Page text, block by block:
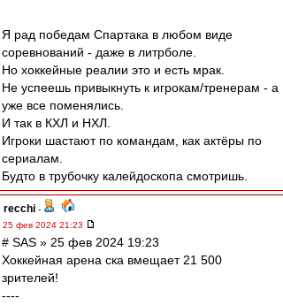
Я рад победам Спартака в любом виде
соревнований - даже в литрболе.
Но хоккейные реалии это и есть мрак.
Не успеешь привыкнуть к игрокам/тренерам - а
уже все поменялись.
И так в КХЛ и НХЛ.
Игроки шастают по командам, как актёры по
сериалам.
Будто в трубочку калейдоскопа смотришь.
recchi -
25 фев 2024 21:23
# SAS » 25 фев 2024 19:23
Хоккейная арена ска вмещает 21 500
зрителей!
----